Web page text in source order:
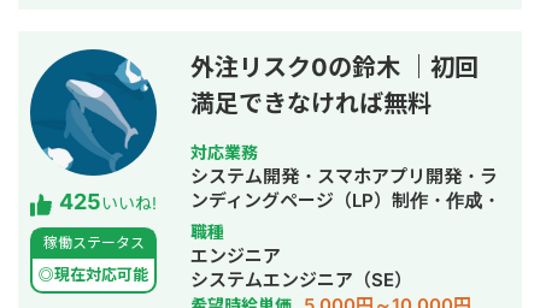
2020/12/15~2021/8/28でヒッチハイク
で47都道府県を縦断しております。 ど
の県出身の方にも話題を合わせられま
定、コンテンツ企画、情報設計、サイ
トマップ・ワイヤーフレーム作成、制
作進行、品質管理、CMS運用まで対応
局の採用サイトを中心に求人媒体など
複数チャネルの情報と導線を再設計
し、応募者数を約40名から200名超へ
伸ばし、10名以上の採用につなげまし
た。 また、大手外資系IT企業のマーケ
ティング部門では、コンテンツ作成、
英日翻訳・校正、CMSへの掲載・運用
425いいね!
稼働ステータス
◎現在対応可能
外注リスク0の鈴木 ｜初回
満足できなければ無料
対応業務
システム開発・スマホアプリ開発・ラ
ンディングページ（LP）制作・作成・
ECサイト構築・ネットショップ作成代
行・SEO対策・新規事業立上・SNS運
用代行・記事作成代行・ライティン
グ・翻訳・ホームページ制作・作成・
職種
エンジニア
システムエンジニア（SE）